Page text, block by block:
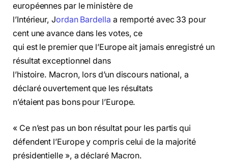
européennes par le ministère de
l’Intérieur, Jordan Bardella a remporté avec 33 pour
cent une avance dans les votes, ce
qui est le premier que l’Europe ait jamais enregistré un
résultat exceptionnel dans
l’histoire. Macron, lors d’un discours national, a
déclaré ouvertement que les résultats
n’étaient pas bons pour l’Europe.
« Ce n’est pas un bon résultat pour les partis qui
défendent l’Europe y compris celui de la majorité
présidentielle », a déclaré Macron.